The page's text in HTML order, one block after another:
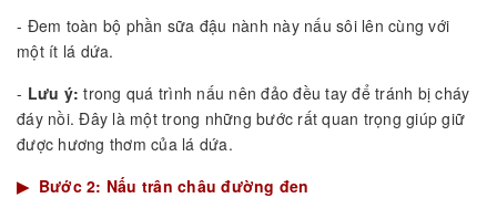
- Đem toàn bộ phần sữa đậu nành này nấu sôi lên cùng với
một ít lá dứa.
- Lưu ý: trong quá trình nấu nên đảo đều tay để tránh bị cháy
đáy nồi. Đây là một trong những bước rất quan trọng giúp giữ
được hương thơm của lá dứa.
▶ Bước 2: Nấu trân châu đường đen